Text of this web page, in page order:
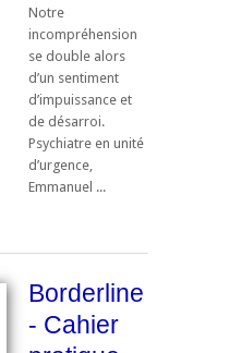
Notre
incompréhension
se double alors
d’un sentiment
d’impuissance et
de désarroi.
Psychiatre en unité
d’urgence,
Emmanuel ...
Borderline
- Cahier